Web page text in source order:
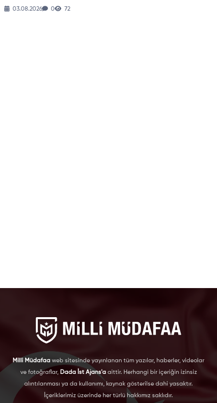
03.08.2026 0 72
Milli Müdafaa web sitesinde yayınlanan tüm yazılar, haberler, videolar
ve fotoğraflar, Dada İst Ajans'aaittir. Herhangi bir içeriğin izinsiz
alıntılanması ya da kullanımı, kaynak gösterilse dahi yasaktır.
İçeriklerimiz üzerinde her türlü hakkımız saklıdır.